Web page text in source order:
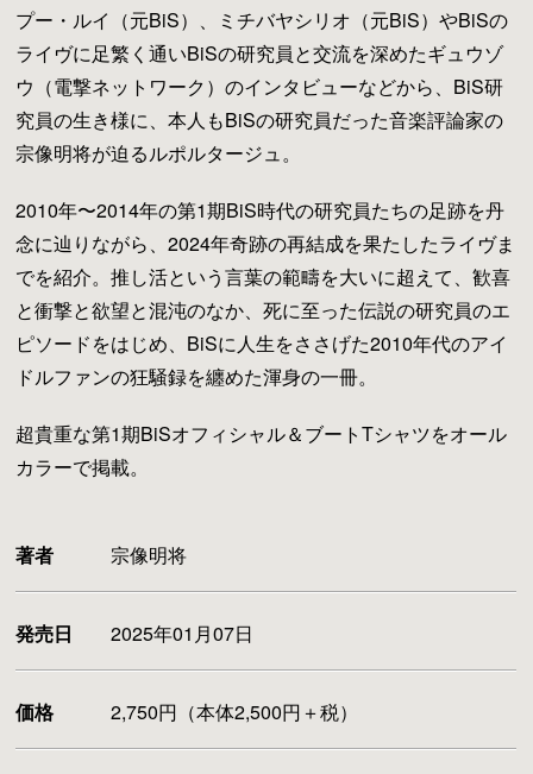
プー・ルイ（元BiS）、ミチバヤシリオ（元BiS）やBiSの
ライヴに足繁く通いBiSの研究員と交流を深めたギュウゾ
ウ（電撃ネットワーク）のインタビューなどから、BiS研
究員の生き様に、本人もBiSの研究員だった音楽評論家の
宗像明将が迫るルポルタージュ。
2010年〜2014年の第1期BiS時代の研究員たちの足跡を丹
念に辿りながら、2024年奇跡の再結成を果たしたライヴま
でを紹介。推し活という言葉の範疇を大いに超えて、歓喜
と衝撃と欲望と混沌のなか、死に至った伝説の研究員のエ
ピソードをはじめ、BiSに人生をささげた2010年代のアイ
ドルファンの狂騒録を纏めた渾身の一冊。
超貴重な第1期BiSオフィシャル＆ブートTシャツをオール
カラーで掲載。
著者 宗像明将
発売日 2025年01月07日
価格 2,750円（本体2,500円＋税）